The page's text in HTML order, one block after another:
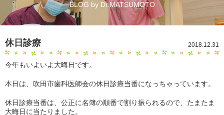
BLOG by Dr.MATSUMOTO
2018.12.31
休日診療
今年もいよいよ大晦日です。
本日は、吹田市歯科医師会の休日診療当番になっちゃっています。
休日診療当番は、公正に名簿の順番で割り振られるので、たまたま
大晦日に当たりました。